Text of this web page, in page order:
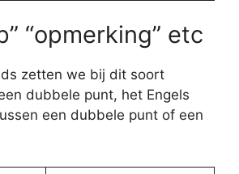
“opmerking” etc
zetten we bij dit soort
dubbele punt, het Engels
een dubbele punt of een